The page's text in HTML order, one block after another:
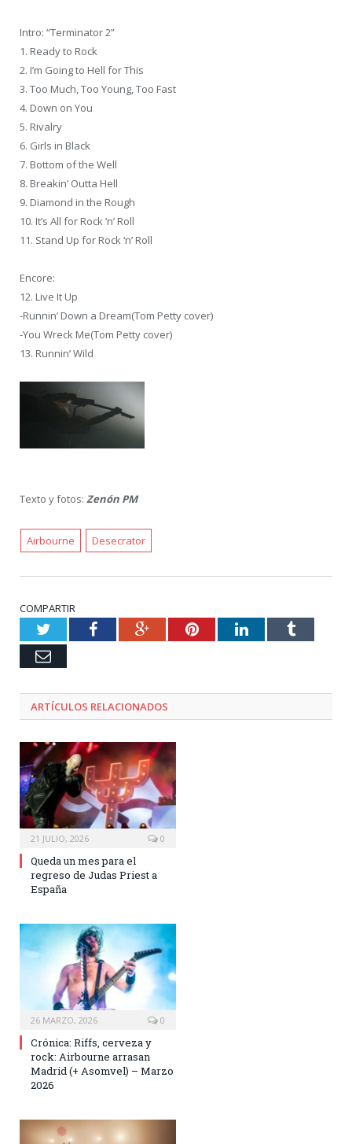
Intro: “Terminator 2”
1. Ready to Rock
2. I’m Going to Hell for This
3. Too Much, Too Young, Too Fast
4. Down on You
5. Rivalry
6. Girls in Black
7. Bottom of the Well
8. Breakin’ Outta Hell
9. Diamond in the Rough
10. It’s All for Rock ‘n’ Roll
11. Stand Up for Rock ‘n’ Roll
Encore:
12. Live It Up
-Runnin’ Down a Dream(Tom Petty cover)
-You Wreck Me(Tom Petty cover)
13. Runnin’ Wild
Texto y fotos: Zenón PM
Airbourne Desecrator
COMPARTIR
TwitterFacebookGoogle+PinterestLinkedInTumblr
Email
ARTÍCULOS RELACIONADOS
21 JULIO, 2026 0
Queda un mes para el
regreso de Judas Priest a
España
26 MARZO, 2026 0
Crónica: Riffs, cerveza y
rock: Airbourne arrasan
Madrid (+ Asomvel) – Marzo
2026